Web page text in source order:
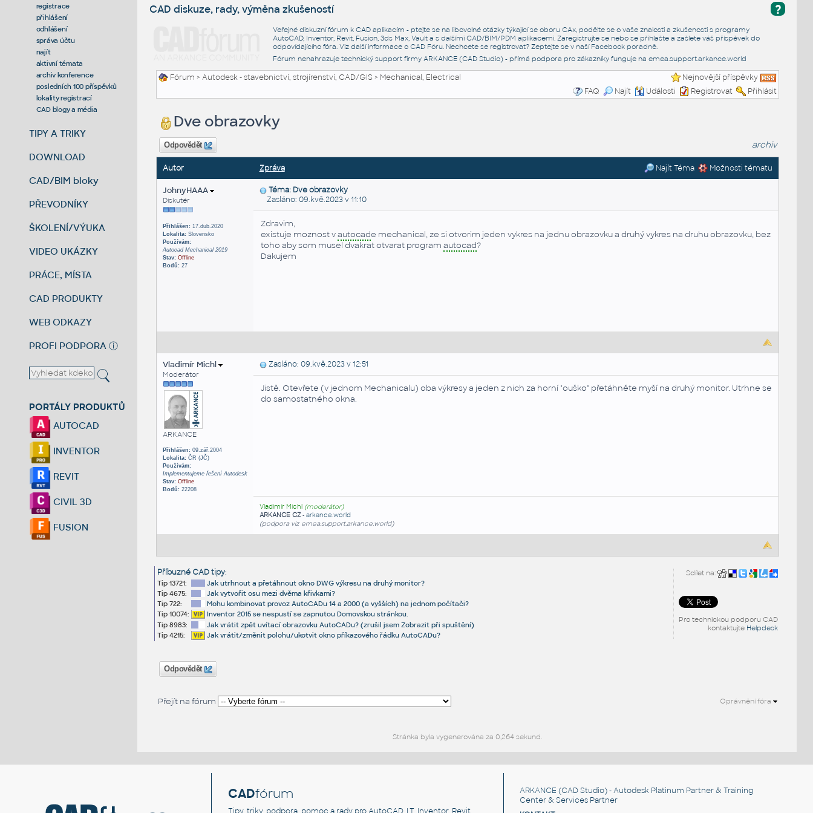
registrace
přihlášení
odhlášení
správa účtu
najít
aktivní témata
archiv konference
posledních 100 příspěvků
lokality registrací
CAD blogy a média
TIPY A TRIKY
DOWNLOAD
CAD/BIM bloky
PŘEVODNÍKY
ŠKOLENÍ/VÝUKA
VIDEO UKÁZKY
PRÁCE, MÍSTA
CAD PRODUKTY
WEB ODKAZY
PROFI PODPORA ⓘ
PORTÁLY PRODUKTŮ
AUTOCAD
INVENTOR
REVIT
CIVIL 3D
FUSION
?
CAD diskuze, rady, výměna zkušeností
Veřejné diskuzní fórum k CAD aplikacím - ptejte se na libovolné otázky týkající se oboru CAx, podělte se o vaše znalosti a zkušenosti s programy
AutoCAD, Inventor, Revit, Fusion, 3ds Max, Vault a s dalšími CAD/BIM/PDM aplikacemi. Zaregistrujte se nebo se přihlašte a zašlete váš příspěvek do
odpovídajícího fóra. Viz další informace o CAD Fóru. Nechcete se registrovat? Zeptejte se v naší Facebook poradně.
Fórum nenahrazuje technický support firmy ARKANCE (CAD Studio) - přímá podpora pro zákazníky funguje na emea.support.arkance.world
Fórum >Autodesk - stavebnictví, strojírenství, CAD/GIS> Mechanical, Electrical
Nejnovější příspěvky
FAQ
Najít Události Registrovat Přihlásit
Dve obrazovky
Odpovědět archiv
Autor Zpráva Najít Téma Možnosti tématu
JohnyHAAA
Diskutér
Přihlášen:17.dub.2020
Lokalita:Slovensko
Používám:
Autocad Mechanical 2019
Stav: Offline
Bodů:27
Téma: Dve obrazovky
Zasláno: 09.kvě.2023 v 11:10
Zdravim,
existuje moznost vautocade mechanical, ze si otvorim jeden vykres na jednu obrazovku a druhý vykres na druhu obrazovku, bez
toho aby som musel dvakrat otvarat program autocad?
Dakujem
Vladimír Michl
Moderátor
ARKANCE
Přihlášen:09.zář.2004
Lokalita:ČR (JČ)
Používám:
Implementujeme řešení Autodesk
Stav: Offline
Bodů:22208
Zasláno: 09.kvě.2023 v 12:51
Jistě. Otevřete (v jednom Mechanicalu) oba výkresy a jeden z nich za horní "ouško" přetáhněte myší na druhý monitor. Utrhne se
do samostatného okna.
Vladimír Michl (moderátor)
ARKANCE CZ- arkance.world
(podpora viz emea.support.arkance.world)
Sdílet na:
Pro technickou podporu CAD
kontaktujte Helpdesk
Příbuzné CAD tipy:
Tip 13721:
Jak utrhnout a přetáhnout okno DWG výkresu na druhý monitor?
Tip 4675:
Jak vytvořit osu mezi dvěma křivkami?
Tip 722:
Mohu kombinovat provoz AutoCADu 14 a 2000 (a vyšších) na jednom počítači?
Tip 10074:
Inventor 2015 se nespustí se zapnutou Domovskou stránkou.
Tip 8983:
Jak vrátit zpět uvítací obrazovku AutoCADu? (zrušil jsem Zobrazit při spuštění)
Tip 4215:
Jak vrátit/změnit polohu/ukotvit okno příkazového řádku AutoCADu?
Odpovědět
Přejít na fórum Oprávnění fóra
Stránka byla vygenerována za 0,264 sekund.
CADfórum ARKANCE (CAD Studio) - Autodesk Platinum Partner & Training
Center & Services Partner